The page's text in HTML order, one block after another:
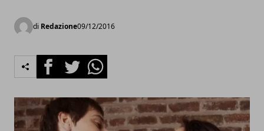
di Redazione09/12/2016
FacebookTwitterWhatsapp